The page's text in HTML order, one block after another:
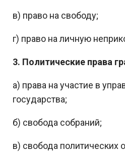
в) право на свободу;
г) право на личную
3. Политические права
а) права на участие в
государства;
б) свобода собраний;
в) свобода политических